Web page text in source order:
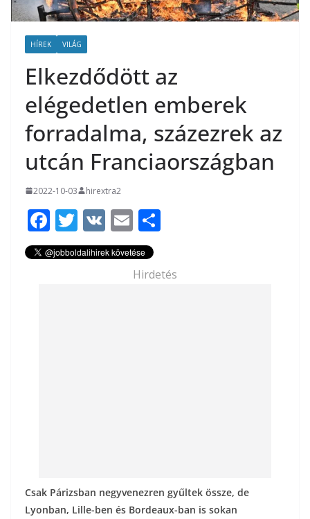
HÍREK VILÁG
Elkezdődött az
elégedetlen emberek
forradalma, százezrek az
utcán Franciaországban
2022-10-03 hirextra2
F
ac
e
T
w
itt
V
K
E
m
ai
l
za
m
Hirdetés
Csak Párizsban negyvenezren gyűltek össze, de
Lyonban, Lille-ben és Bordeaux-ban is sokan